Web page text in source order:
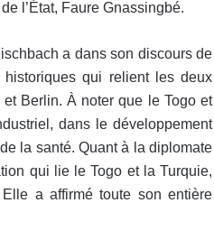
l’État, Faure Gnassingbé.
a dans son discours de
qui relient les deux
Berlin. À noter que le Togo et
dans le développement
la santé. Quant à la diplomate
qui lie le Togo et la Turquie,
a affirmé toute son entière